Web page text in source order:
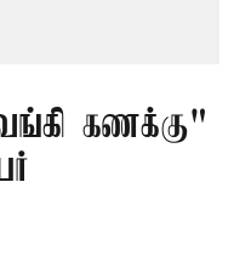
கணக்கு"